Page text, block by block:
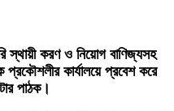
স্থায়ী করণ ও নিয়োগ বাণিজ্যসহ
কার্যালয়ে প্রবেশ করে
পাঠক।